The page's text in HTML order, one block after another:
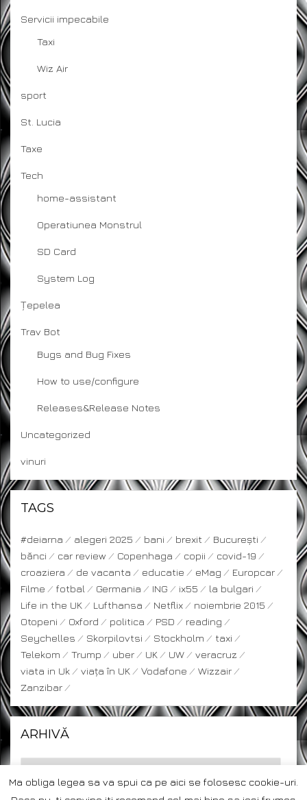
Servicii impecabile
Taxi
Wiz Air
sport
St. Lucia
Taxe
Tech
home-assistant
Operatiunea Monstrul
SD Card
System Log
Țepelea
Trav Bot
Bugs and Bug Fixes
How to use/configure
Releases&Release Notes
Uncategorized
vinuri
TAGS
#deiarna alegeri 2025 bani brexit
București
bănci
car review Copenhaga copii
covid-19
croaziera
de vacanta educatie eMag
Europcar
Filme
fotbal Germania ING ix55
la bulgari
Life in the UK
Lufthansa Netflix
noiembrie 2015
Otopeni
Oxford politica PSD
reading
Seychelles
Skorpilovtsi Stockholm
taxi
Telekom
Trump uber UK UW
veracruz
viata in Uk
viața în UK Vodafone
Wizzair
Zanzibar
ARHIVĂ
Ma obliga legea sa va spui ca pe aici se folosesc cookie-uri.